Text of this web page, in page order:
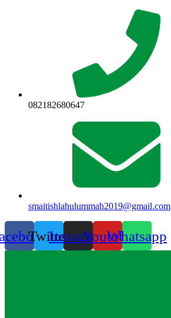
082182680647
smaitishlahulummah2019@gmail.com
TwitterInstagramYoutubeWhatsapp